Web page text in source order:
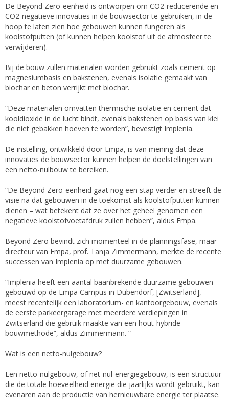
De Beyond Zero-eenheid is ontworpen om CO2-reducerende en
CO2-negatieve innovaties in de bouwsector te gebruiken, in de
hoop te laten zien hoe gebouwen kunnen fungeren als
koolstofputten (of kunnen helpen koolstof uit de atmosfeer te
verwijderen).
Bij de bouw zullen materialen worden gebruikt zoals cement op
magnesiumbasis en bakstenen, evenals isolatie gemaakt van
biochar en beton verrijkt met biochar.
“Deze materialen omvatten thermische isolatie en cement dat
kooldioxide in de lucht bindt, evenals bakstenen op basis van klei
die niet gebakken hoeven te worden”, bevestigt Implenia.
De instelling, ontwikkeld door Empa, is van mening dat deze
innovaties de bouwsector kunnen helpen de doelstellingen van
een netto-nulbouw te bereiken.
“De Beyond Zero-eenheid gaat nog een stap verder en streeft de
visie na dat gebouwen in de toekomst als koolstofputten kunnen
dienen – wat betekent dat ze over het geheel genomen een
negatieve koolstofvoetafdruk zullen hebben”, aldus Empa.
Beyond Zero bevindt zich momenteel in de planningsfase, maar
directeur van Empa, prof. Tanja Zimmermann, merkte de recente
successen van Implenia op met duurzame gebouwen.
“Implenia heeft een aantal baanbrekende duurzame gebouwen
gebouwd op de Empa Campus in Dübendorf, [Zwitserland],
meest recentelijk een laboratorium- en kantoorgebouw, evenals
de eerste parkeergarage met meerdere verdiepingen in
Zwitserland die gebruik maakte van een hout-hybride
bouwmethode”, aldus Zimmermann. “
Wat is een netto-nulgebouw?
Een netto-nulgebouw, of net-nul-energiegebouw, is een structuur
die de totale hoeveelheid energie die jaarlijks wordt gebruikt, kan
evenaren aan de productie van hernieuwbare energie ter plaatse.